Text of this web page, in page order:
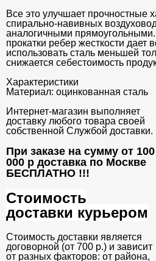
Все это улучшает прочностные
спирально-навивных
аналогичными
прокатки ребер жесткости дает
использовать сталь меньшей
снижается себестоимость
Характеристики
Материал: оцинкованная сталь
Интернет-магазин выполняет
доставку любого товара своей
собственной Службой доставки.
При заказе на сумму от 100
000 р доставка по Москве
БЕСПЛАТНО !!!
Стоимость
доставки курьером
Стоимость доставки является
договорной (от 700 р.) и зависит
от разных факторов: от района,